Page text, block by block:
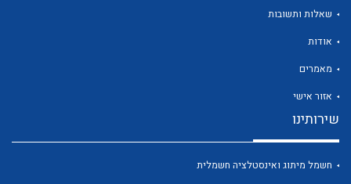
לכל מוצרי היצרן לכל מוצרי היצרן
שאלות ותשובות
אודות
מאמרים
אזור אישי
שירותינו
חשמל מיתוג ואינסטלציה חשמלית